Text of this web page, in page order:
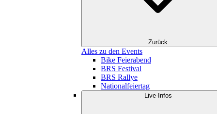
Zurück
Alles zu den Events
Bike Feierabend
BRS Festival
BRS Rallye
Nationalfeiertag
Live-Infos